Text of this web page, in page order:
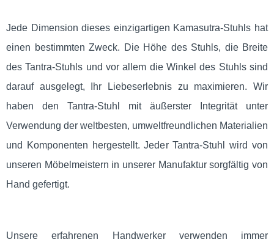
Jede Dimension dieses einzigartigen Kamasutra-Stuhls hat
einen bestimmten Zweck. Die Höhe des Stuhls, die Breite
des Tantra-Stuhls und vor allem die Winkel des Stuhls sind
darauf ausgelegt, Ihr Liebeserlebnis zu maximieren. Wir
haben den Tantra-Stuhl mit äußerster Integrität unter
Verwendung der weltbesten, umweltfreundlichen Materialien
und Komponenten hergestellt. Jeder Tantra-Stuhl wird von
unseren Möbelmeistern in unserer Manufaktur sorgfältig von
Hand gefertigt.
Unsere erfahrenen Handwerker verwenden immer